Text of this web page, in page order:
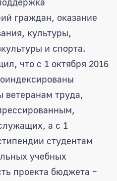
граждан, оказание
культуры,
и спорта.
что с 1 октября 2016
труда,
а с 1
студентам
учебных
проекта бюджета –